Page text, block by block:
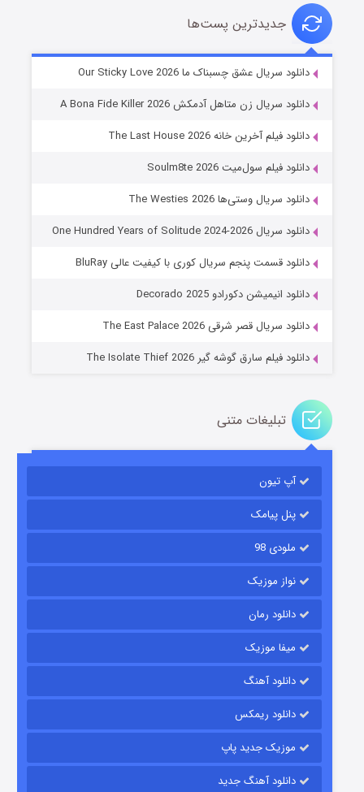
شوهر
عملیات آپارتمان
قسمت۲ (زیرنویس) منتشر شد
قسمت
جدیدترین پست‌ها
دانلود سریال عشق چسبناک ما Our Sticky Love 2026
دانلود سریال زن متاهل آدمکش A Bona Fide Killer 2026
دانلود فیلم آخرین خانه The Last House 2026
دانلود فیلم سول‌میت Soulm8te 2026
دانلود سریال وستی‌ها The Westies 2026
دانلود سریال One Hundred Years of Solitude 2024-2026
دانلود قسمت پنجم سریال کوری با کیفیت عالی BluRay
دانلود انیمیشن دکورادو Decorado 2025
دانلود سریال قصر شرقی The East Palace 2026
دانلود فیلم سارق گوشه گیر The Isolate Thief 2026
تبلیغات متنی
آپ تیون
پنل پیامک
ملودی 98
نواز موزیک
دانلود رمان
میفا موزیک
دانلود آهنگ
دانلود ریمکس
موزیک جدید پاپ
دانلود آهنگ جدید